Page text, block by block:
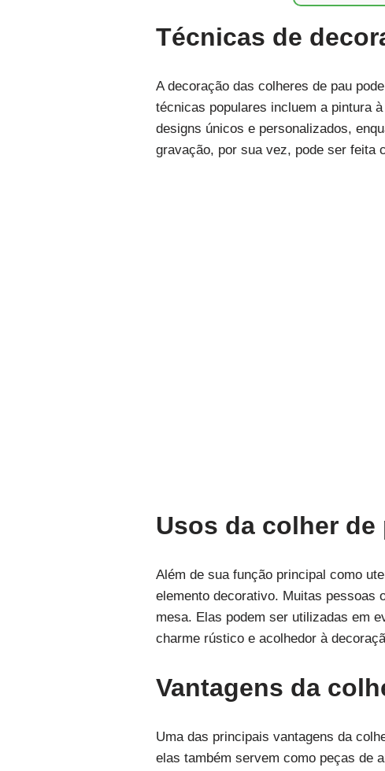
Técnicas de
A decoração das colheres de pau
técnicas populares incluem a pintura
designs únicos e personalizados,
gravação, por sua vez, pode ser feita
Usos da colher
Além de sua função principal como
elemento decorativo. Muitas pessoas
mesa. Elas podem ser utilizadas em
charme rústico e acolhedor à
Vantagens da
Uma das principais vantagens da
elas também servem como peças de